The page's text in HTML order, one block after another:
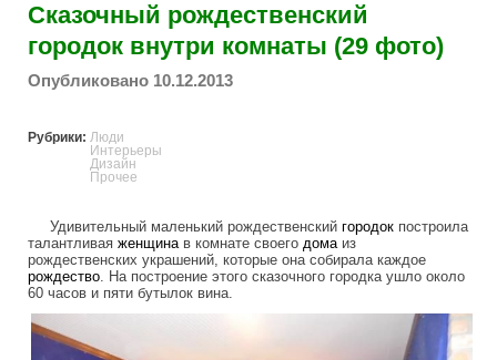
Сказочный рождественский
городок внутри комнаты (29 фото)
Опубликовано 10.12.2013
Рубрики: Люди
Интерьеры
Дизайн
Прочее
Удивительный маленький рождественский городок построила
талантливая женщинав комнате своего домаиз
рождественских украшений, которые она собирала каждое
рождество. На построение этого сказочного городка ушло около
60 часов и пяти бутылок вина.